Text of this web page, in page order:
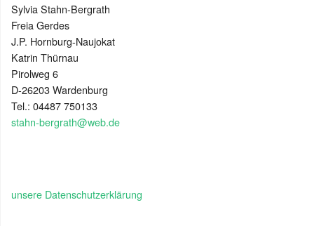
Sylvia Stahn-Bergrath
Freia Gerdes
J.P. Hornburg-Naujokat
Katrin Thürnau
Pirolweg 6
D-26203 Wardenburg
Tel.: 04487 750133
stahn-bergrath@web.de
unsere Datenschutzerklärung